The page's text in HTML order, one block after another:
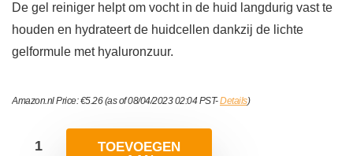
De gel reiniger helpt om vocht in de huid langdurig vast te
houden en hydrateert de huidcellen dankzij de lichte
gelformule met hyaluronzuur.
Amazon.nl Price:€5.26(as of 08/04/2023 02:04 PST-Details)
TOEVOEGEN